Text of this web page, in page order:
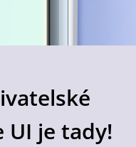
UI je tady!